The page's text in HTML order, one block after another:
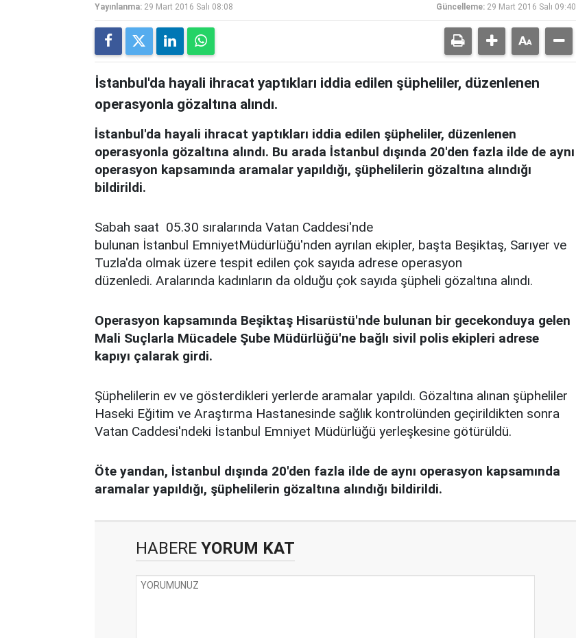
Yayınlanma: 29 Mart 2016 Salı 08:08 Güncelleme: 29 Mart 2016 Salı 09:40
İstanbul'da hayali ihracat yaptıkları iddia edilen şüpheliler, düzenlenen
operasyonla gözaltına alındı.
İstanbul'da hayali ihracat yaptıkları iddia edilen şüpheliler, düzenlenen
operasyonla gözaltına alındı. Bu arada İstanbul dışında 20'den fazla ilde de aynı
operasyon kapsamında aramalar yapıldığı, şüphelilerin gözaltına alındığı
bildirildi.
Sabah saat 05.30 sıralarında Vatan Caddesi'nde
bulunan İstanbul EmniyetMüdürlüğü'nden ayrılan ekipler, başta Beşiktaş, Sarıyer ve
Tuzla'da olmak üzere tespit edilen çok sayıda adrese operasyon
düzenledi. Aralarında kadınların da olduğu çok sayıda şüpheli gözaltına alındı.
Operasyon kapsamında Beşiktaş Hisarüstü'nde bulunan bir gecekonduya gelen
Mali Suçlarla Mücadele Şube Müdürlüğü'ne bağlı sivil polis ekipleri adrese
kapıyı çalarak girdi.
Şüphelilerin ev ve gösterdikleri yerlerde aramalar yapıldı. Gözaltına alınan şüpheliler
Haseki Eğitim ve Araştırma Hastanesinde sağlık kontrolünden geçirildikten sonra
Vatan Caddesi'ndeki İstanbul Emniyet Müdürlüğü yerleşkesine götürüldü.
Öte yandan, İstanbul dışında 20'den fazla ilde de aynı operasyon kapsamında
aramalar yapıldığı, şüphelilerin gözaltına alındığı bildirildi.
HABERE YORUM KAT